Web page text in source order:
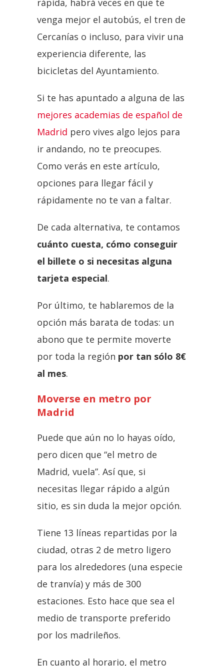
rápida, habrá veces en que te
venga mejor el autobús, el tren de
Cercanías o incluso, para vivir una
experiencia diferente, las
bicicletas del Ayuntamiento.
Si te has apuntado a alguna de las
mejores academias de español de
Madrid pero vives algo lejos para
ir andando, no te preocupes.
Como verás en este artículo,
opciones para llegar fácil y
rápidamente no te van a faltar.
De cada alternativa, te contamos
cuánto cuesta, cómo conseguir
el billete o si necesitas alguna
tarjeta especial.
Por último, te hablaremos de la
opción más barata de todas: un
abono que te permite moverte
por toda la región por tan sólo 8€
al mes.
Moverse en metro por
Madrid
Puede que aún no lo hayas oído,
pero dicen que “el metro de
Madrid, vuela”. Así que, si
necesitas llegar rápido a algún
sitio, es sin duda la mejor opción.
Tiene 13 líneas repartidas por la
ciudad, otras 2 de metro ligero
para los alrededores (una especie
de tranvía) y más de 300
estaciones. Esto hace que sea el
medio de transporte preferido
por los madrileños.
En cuanto al horario, el metro